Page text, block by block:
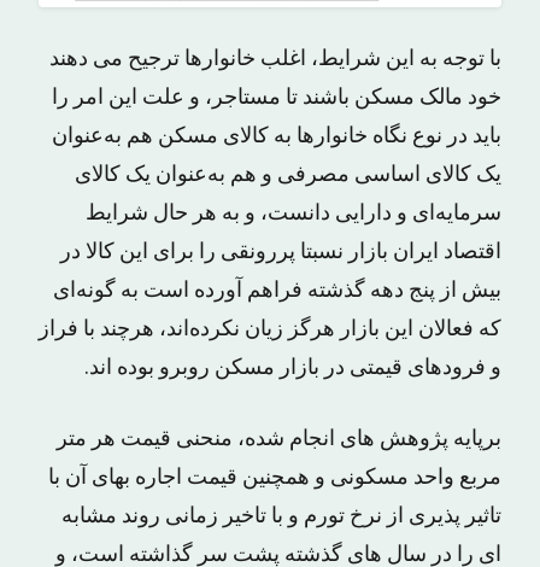
با توجه به این شرایط، اغلب خانوارها ترجیح می دهند
خود مالک مسکن باشند تا مستاجر، و علت این امر را
باید در نوع نگاه خانوارها به کالای مسکن هم به‌عنوان
یک کالای اساسی مصرفی و هم به‌عنوان یک کالای
سرمایه‌ای و دارایی دانست، و به هر حال شرایط
اقتصاد ایران بازار نسبتا پررونقی را برای این کالا در
بیش از پنج دهه گذشته فراهم آورده است به گونه‌ای
که فعالان این بازار هرگز زیان نکرده‌اند، هرچند با فراز
و فرودهای قیمتی در بازار مسکن روبرو بوده اند.
برپایه پژوهش های انجام شده، منحنی قیمت هر متر
مربع واحد مسکونی و همچنین قیمت اجاره بهای آن با
تاثیر پذیری از نرخ تورم و با تاخیر زمانی روند مشابه
ای را در سال های گذشته پشت سر گذاشته است، و